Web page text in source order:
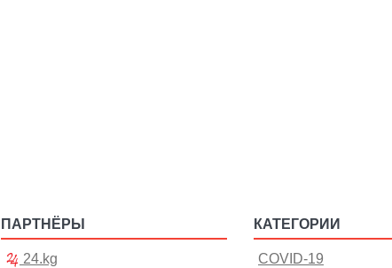
ПАРТНЁРЫ
24.kg
КАТЕГОРИИ
COVID-19